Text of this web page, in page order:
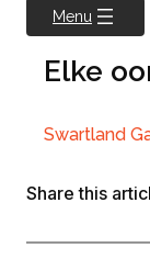
Menu
Elke
Swartland
Share this